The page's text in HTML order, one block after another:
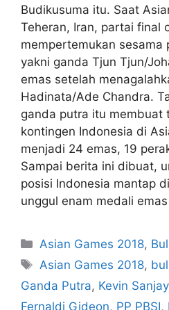
Budikusuma itu. Saat
Teheran, Iran, partai final
mempertemukan sesama
yakni ganda Tjun Tjun/
emas setelah
Hadinata/Ade Chandra.
ganda putra itu membuat
kontingen Indonesia di
menjadi 24 emas, 19
Sampai berita ini dibuat,
posisi Indonesia mantap
unggul enam medali
Asian Games 2018,
Asian Games 2018,
Ganda Putra, Kevin
Fernaldi Gideon, PP PBSI,